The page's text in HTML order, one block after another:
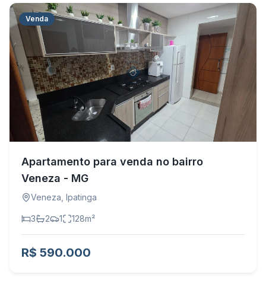
Venda
Apartamento para venda no bairro
Veneza - MG
Veneza Ipatinga
3 2 1 128m²
R$ 590.000